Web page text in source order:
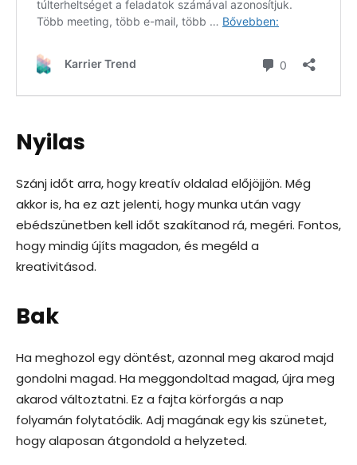
Nyilas
Szánj időt arra, hogy kreatív oldalad előjöjjön. Még
akkor is, ha ez azt jelenti, hogy munka után vagy
ebédszünetben kell időt szakítanod rá, megéri. Fontos,
hogy mindig újíts magadon, és megéld a
kreativitásod.
Bak
Ha meghozol egy döntést, azonnal meg akarod majd
gondolni magad. Ha meggondoltad magad, újra meg
akarod változtatni. Ez a fajta körforgás a nap
folyamán folytatódik. Adj magának egy kis szünetet,
hogy alaposan átgondold a helyzeted.